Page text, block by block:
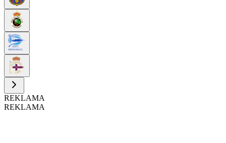
REKLAMA
REKLAMA